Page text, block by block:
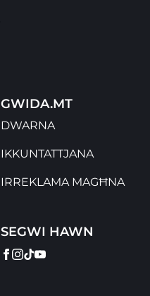
GWIDA.MT
DWARNA
IKKUNTATTJANA
IRREKLAMA MAGĦNA
SEGWI HAWN
FACEBOOK
INSTAGRAM
TIKTOK
YOUTUBE